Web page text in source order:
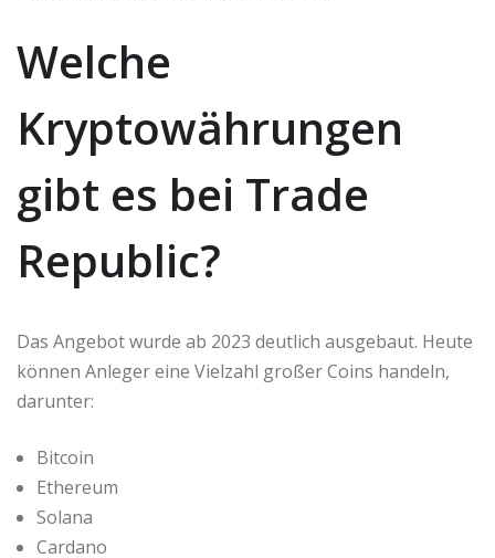
Welche
Kryptowährungen
gibt es bei Trade
Republic?
Das Angebot wurde ab 2023 deutlich ausgebaut. Heute
können Anleger eine Vielzahl großer Coins handeln,
darunter:
Bitcoin
Ethereum
Solana
Cardano